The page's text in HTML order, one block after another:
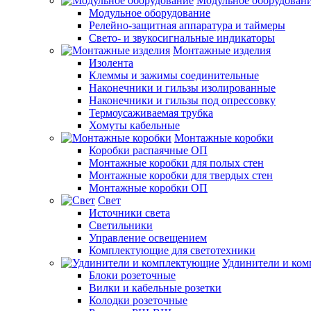
Модульное оборудование
Релейно-защитная аппаратура и таймеры
Свето- и звукосигнальные индикаторы
Монтажные изделия
Изолента
Клеммы и зажимы соединительные
Наконечники и гильзы изолированные
Наконечники и гильзы под опрессовку
Термоусаживаемая трубка
Хомуты кабельные
Монтажные коробки
Коробки распаячные ОП
Монтажные коробки для полых стен
Монтажные коробки для твердых стен
Монтажные коробки ОП
Свет
Источники света
Светильники
Управление освещением
Комплектующие для светотехники
Удлинители и
Блоки розеточные
Вилки и кабельные розетки
Колодки розеточные